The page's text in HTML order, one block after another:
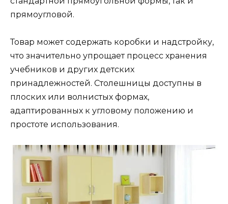
прямоугловой.
Товар может содержать коробки и надстройку,
что значительно упрощает процесс хранения
учебников и других детских
принадлежностей. Столешницы доступны в
плоских или волнистых формах,
адаптированных к угловому положению и
простоте использования.